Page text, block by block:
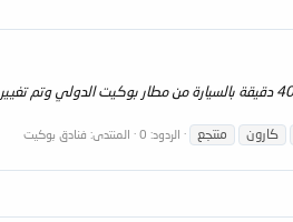
نظره عامه : يقع منتجع فوناوا , كارون بيتش - بوكيت على بعد 10 دقائق بالسيارة من شاطئ باتونغ المفعم
كارون منتجع الردود: 0 المنتدى: فنادق بوكيت